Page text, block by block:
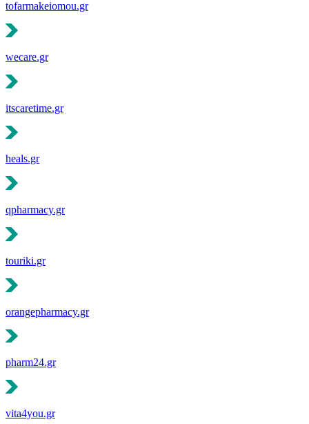
tofarmakeiomou.gr
wecare.gr
itscaretime.gr
heals.gr
qpharmacy.gr
touriki.gr
orangepharmacy.gr
pharm24.gr
vita4you.gr